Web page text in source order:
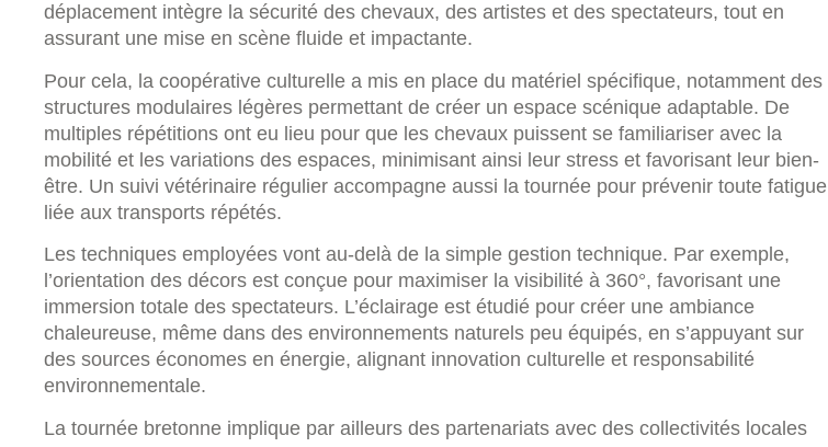
déplacement intègre la sécurité des chevaux, des artistes et des spectateurs, tout en
assurant une mise en scène fluide et impactante.
Pour cela, la coopérative culturelle a mis en place du matériel spécifique, notamment des
structures modulaires légères permettant de créer un espace scénique adaptable. De
multiples répétitions ont eu lieu pour que les chevaux puissent se familiariser avec la
mobilité et les variations des espaces, minimisant ainsi leur stress et favorisant leur bien-
être. Un suivi vétérinaire régulier accompagne aussi la tournée pour prévenir toute fatigue
liée aux transports répétés.
Les techniques employées vont au-delà de la simple gestion technique. Par exemple,
l’orientation des décors est conçue pour maximiser la visibilité à 360°, favorisant une
immersion totale des spectateurs. L’éclairage est étudié pour créer une ambiance
chaleureuse, même dans des environnements naturels peu équipés, en s’appuyant sur
des sources économes en énergie, alignant innovation culturelle et responsabilité
environnementale.
La tournée bretonne implique par ailleurs des partenariats avec des collectivités locales